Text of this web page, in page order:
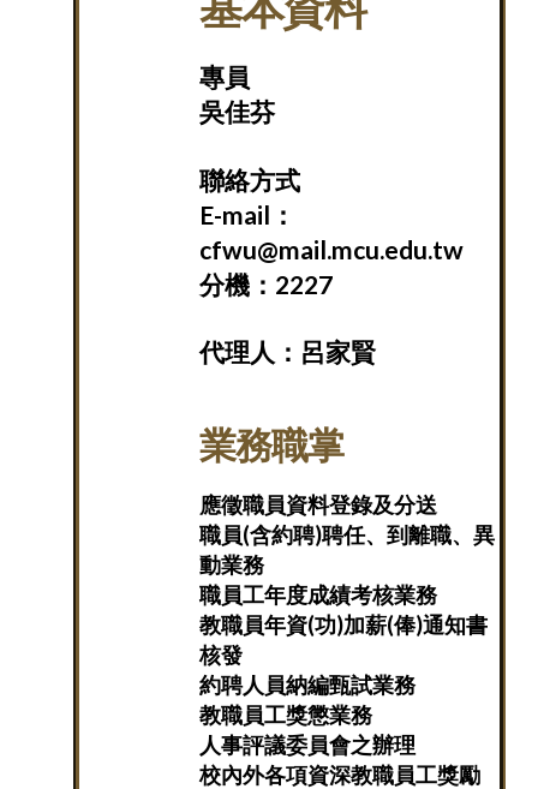
專員
吳佳芬
聯絡方式
E-mail：
cfwu@mail.mcu.edu.tw
分機：2227
代理人：呂家賢
業務職掌
應徵職員資料登錄及分送
職員(含約聘)聘任、到離職、異
動業務
職員工年度成績考核業務
教職員年資(功)加薪(俸)通知書
核發
約聘人員納編甄試業務
教職員工獎懲業務
人事評議委員會之辦理
校內外各項資深教職員工獎勵